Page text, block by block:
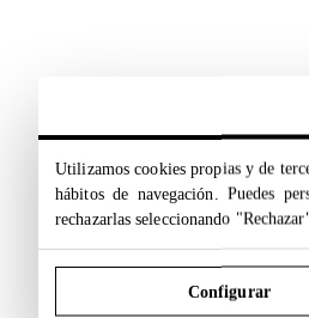
Utilizamos cookies propias y de
hábitos de navegación. Puedes
rechazarlas seleccionando
Configurar